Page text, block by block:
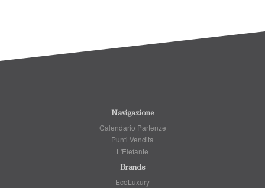
Navigazione
Calendario Partenze
Punti Vendita
L'Elefante
Brands
EcoLuxury